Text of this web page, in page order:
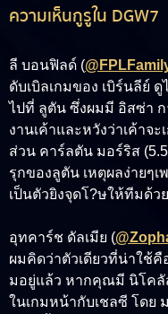
ความเห็นกูรูใน DGW7
ลี บอนฟิลด์ (
ดับเบิลเกมของ เบิร์นลีย์
ไปที่ ลูตัน ซึ่งผมมี อิสซ่า ก
งานเค้าและหวังว่าเค้าจ
ส่วน คาร์ลตัน มอร์ริส
รุกของลูตัน เหตุผลง่ายๆเ
เป็นตัวยิงจุดโ?ษให้ทีมด้วย
อุทคาร์ช ดัลเมีย (
ผมคิดว่าตัวเดียวที่น่าใช้คื
มอยู่แล้ว หากคุณมี นิโคลั
ในเกมหน้ากับเชลซี โดย